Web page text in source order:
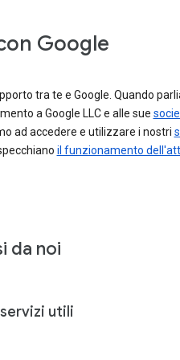
Google
tra te e Google. Quando
a Google LLC e alle sue
ad accedere e utilizzare i nostri
il funzionamento
da noi
utili